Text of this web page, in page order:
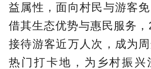
益属性，面向村民与游客
借其生态优势与惠民服务
接待游客近万人次，成为
热门打卡地，为乡村振兴